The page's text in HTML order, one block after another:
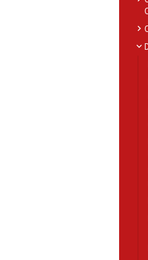
chevron_right
expand_more